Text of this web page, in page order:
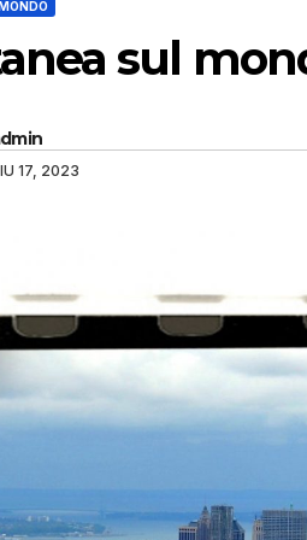
sul
17, 2023